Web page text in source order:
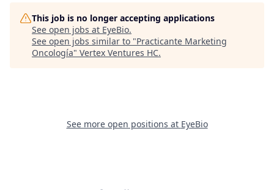
This job is no longer accepting applications
See open jobs at EyeBio.
See open jobs similar to "Practicante Marketing
Oncología" Vertex Ventures HC.
See more open positions at EyeBio